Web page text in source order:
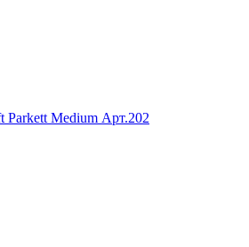
Medium Арт.202